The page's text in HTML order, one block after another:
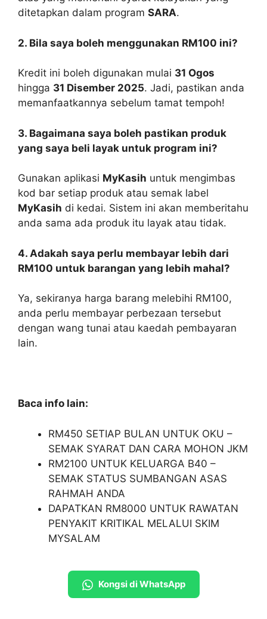
ditetapkan dalam program SARA.
2. Bila saya boleh menggunakan RM100 ini?
Kredit ini boleh digunakan mulai 31 Ogos
hingga 31 Disember 2025. Jadi, pastikan anda
memanfaatkannya sebelum tamat tempoh!
3. Bagaimana saya boleh pastikan produk
yang saya beli layak untuk program ini?
Gunakan aplikasi MyKasih untuk mengimbas
kod bar setiap produk atau semak label
MyKasih di kedai. Sistem ini akan memberitahu
anda sama ada produk itu layak atau tidak.
4. Adakah saya perlu membayar lebih dari
RM100 untuk barangan yang lebih mahal?
Ya, sekiranya harga barang melebihi RM100,
anda perlu membayar perbezaan tersebut
dengan wang tunai atau kaedah pembayaran
lain.
Baca info lain:
RM450 SETIAP BULAN UNTUK OKU –
SEMAK SYARAT DAN CARA MOHON JKM
RM2100 UNTUK KELUARGA B40 –
SEMAK STATUS SUMBANGAN ASAS
RAHMAH ANDA
DAPATKAN RM8000 UNTUK RAWATAN
PENYAKIT KRITIKAL MELALUI SKIM
MYSALAM
Kongsi di WhatsApp